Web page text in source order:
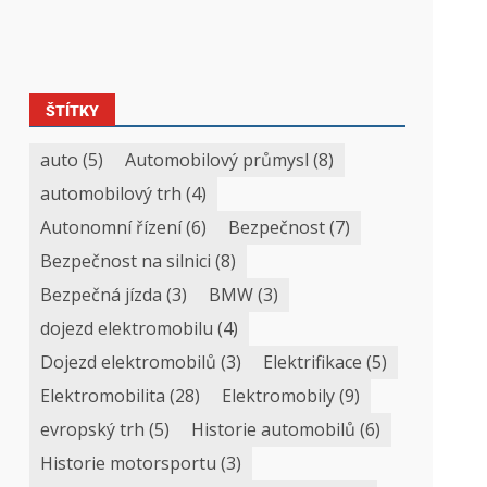
ŠTÍTKY
auto (5) Automobilový průmysl (8)
automobilový trh (4)
Autonomní řízení(6) Bezpečnost(7)
Bezpečnost na silnici (8)
Bezpečná jízda (3) BMW(3)
dojezd elektromobilu (4)
Dojezd elektromobilů (3) Elektrifikace (5)
Elektromobilita (28) Elektromobily(9)
evropský trh (5) Historie automobilů (6)
Historie motorsportu (3)